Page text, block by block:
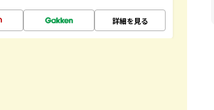
詳細を見る